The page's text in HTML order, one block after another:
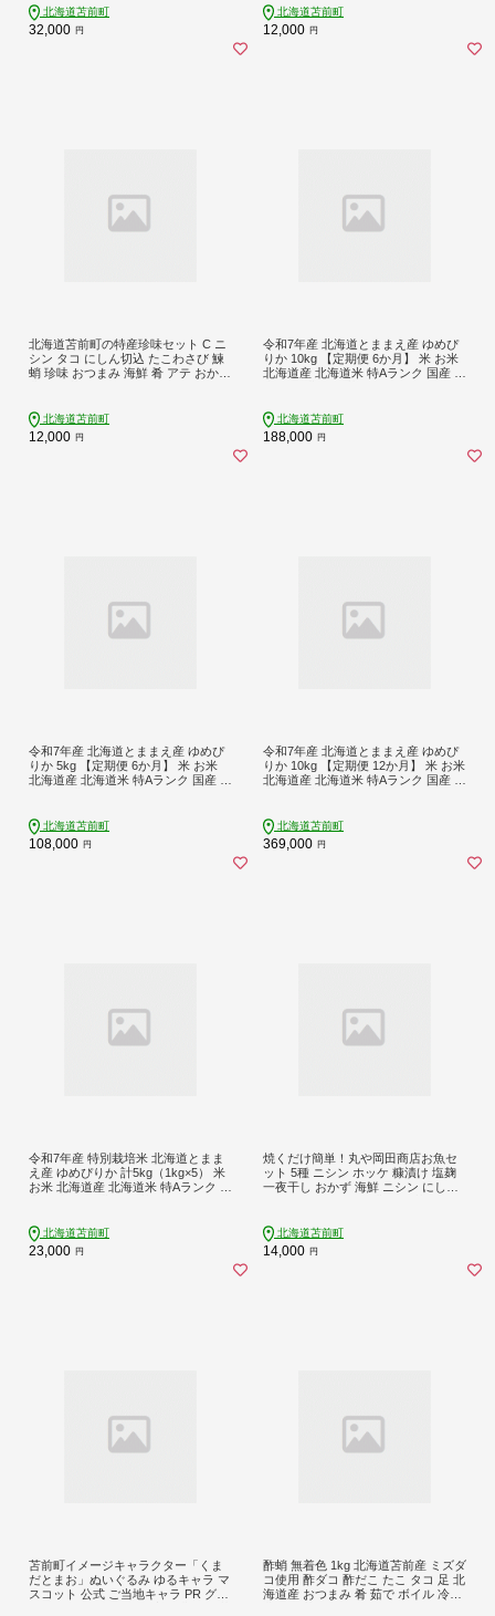
北海道苫前町
32,000 円
郷土料理 北海道 苫前町 とままえ ued
04
北海道苫前町
12,000 円
北海道苫前町の特産珍味セット C ニ
シン タコ にしん切込 たこわさび 鰊
蛸 珍味 おつまみ 海鮮 肴 アテ おかず
北海道苫前町
12,000 円
令和7年産 北海道とままえ産 ゆめぴ
りか 10kg 【定期便 6か月】 米 お米
北海道産 北海道米 特Aランク 国産 白
北海道苫前町
188,000 円
令和7年産 北海道とままえ産 ゆめぴ
りか 5kg 【定期便 6か月】 米 お米
北海道産 北海道米 特Aランク 国産 白
北海道苫前町
108,000 円
令和7年産 北海道とままえ産 ゆめぴ
りか 10kg 【定期便 12か月】 米 お米
北海道産 北海道米 特Aランク 国産 白
北海道苫前町
369,000 円
令和7年産 特別栽培米 北海道とまま
え産 ゆめぴりか 計5kg（1kg×5） 米
お米 北海道産 北海道米 特Aランク 国
北海道苫前町
23,000 円
焼くだけ簡単！丸や岡田商店お魚セ
ット 5種 ニシン ホッケ 糠漬け 塩麹
一夜干し おかず 海鮮 ニシン にしん
北海道苫前町
14,000 円
苫前町イメージキャラクター「くま
だとまお」ぬいぐるみ ゆるキャラ マ
スコット 公式 ご当地キャラ PR グッ
酢蛸 無着色 1kg 北海道苫前産 ミズダ
コ使用 酢ダコ 酢だこ たこ タコ 足 北
海道産 おつまみ 肴 茹で ボイル 冷凍